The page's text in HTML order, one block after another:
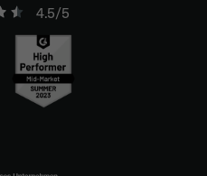
4.5/5